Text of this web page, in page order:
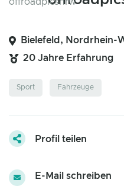
Bielefeld, Nordrhein-
20 Jahre Erfahrung
Sport Fahrzeuge
Profil teilen
E-Mail schreiben